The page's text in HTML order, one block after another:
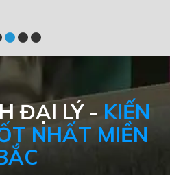
ĐẠI LÝ - KIẾN
NHẤT MIỀN